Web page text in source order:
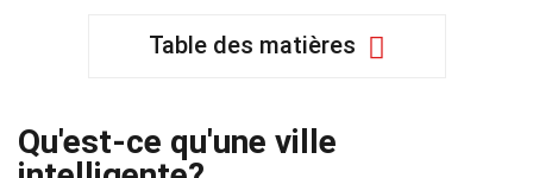
Table des matières
Qu'est-ce qu'une ville